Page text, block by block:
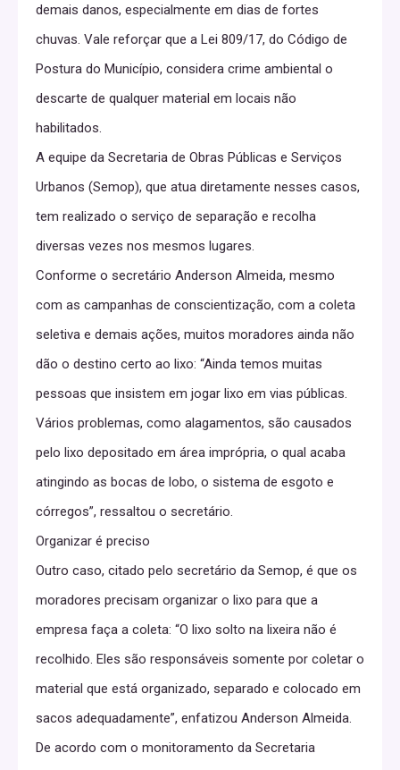
demais danos, especialmente em dias de fortes
chuvas. Vale reforçar que a Lei 809/17, do Código de
Postura do Município, considera crime ambiental o
descarte de qualquer material em locais não
habilitados.
A equipe da Secretaria de Obras Públicas e Serviços
Urbanos (Semop), que atua diretamente nesses casos,
tem realizado o serviço de separação e recolha
diversas vezes nos mesmos lugares.
Conforme o secretário Anderson Almeida, mesmo
com as campanhas de conscientização, com a coleta
seletiva e demais ações, muitos moradores ainda não
dão o destino certo ao lixo: “Ainda temos muitas
pessoas que insistem em jogar lixo em vias públicas.
Vários problemas, como alagamentos, são causados
pelo lixo depositado em área imprópria, o qual acaba
atingindo as bocas de lobo, o sistema de esgoto e
córregos”, ressaltou o secretário.
Organizar é preciso
Outro caso, citado pelo secretário da Semop, é que os
moradores precisam organizar o lixo para que a
empresa faça a coleta: “O lixo solto na lixeira não é
recolhido. Eles são responsáveis somente por coletar o
material que está organizado, separado e colocado em
sacos adequadamente”, enfatizou Anderson Almeida.
De acordo com o monitoramento da Secretaria